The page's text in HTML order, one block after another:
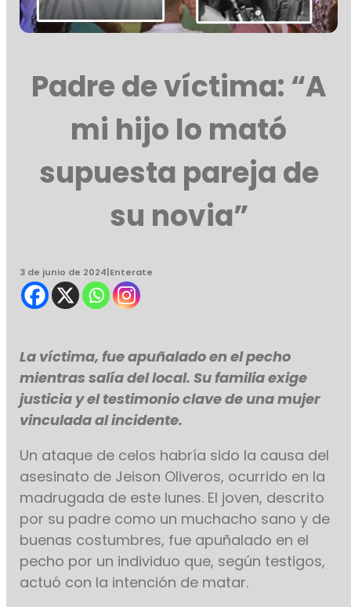
Padre de víctima: “A
mi hijo lo mató
supuesta pareja de
su novia”
3 de junio de 2024|Enterate
La víctima, fue apuñalado en el pecho
mientras salía del local. Su familia exige
justicia y el testimonio clave de una mujer
vinculada al incidente.
Un ataque de celos habría sido la causa del
asesinato de Jeison Oliveros, ocurrido en la
madrugada de este lunes. El joven, descrito
por su padre como un muchacho sano y de
buenas costumbres, fue apuñalado en el
pecho por un individuo que, según testigos,
actuó con la intención de matar.